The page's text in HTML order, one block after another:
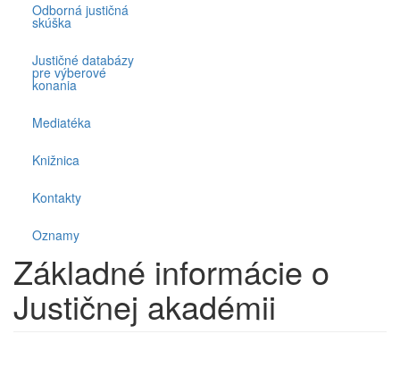
Odborná justičná
skúška
Justičné databázy
pre výberové
konania
Mediatéka
Knižnica
Kontakty
Oznamy
Základné informácie o
Justičnej akadémii